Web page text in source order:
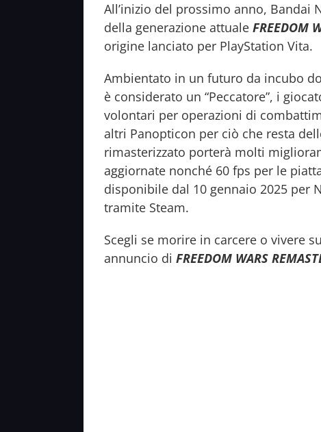
All’inizio del prossimo anno,
della generazione attuale FREEDOM
origine lanciato per PlayStation Vita.
Ambientato in un futuro da incubo
è considerato un “Peccatore”, i
volontari per operazioni di
altri Panopticon per ciò che resta
rimasterizzato porterà molti
aggiornate nonché 60 fps per le
disponibile dal 10 gennaio 2025 per
tramite Steam.
Scegli se morire in carcere o vivere
annuncio di FREEDOM WARS